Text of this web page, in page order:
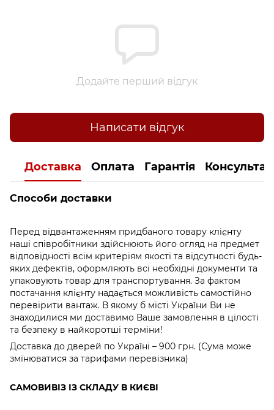
Додайте перший відгук
Написати відгук
Доставка Оплата Гарантія
Способи доставки
Перед відвантаженням придбаного товару клієнту
наші співробітники здійснюють його огляд на предмет
відповідності всім критеріям якості та відсутності будь-
яких дефектів, оформляють всі необхідні документи та
упаковують товар для транспортування. За фактом
постачання клієнту надається можливість самостійно
перевірити вантаж. В якому б місті України Ви не
знаходилися ми доставимо Ваше замовлення в цілості
та безпеку в найкоротші терміни!
Доставка до дверей по Україні – 900 грн. (Сума може
змінюватися за тарифами перевізника)
САМОВИВІЗ ІЗ СКЛАДУ В КИЄВІ